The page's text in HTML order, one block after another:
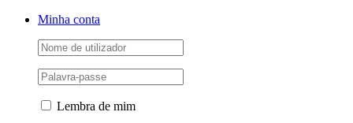
Skip
Facebook
Instagram
YouTubeMinha conta
Lembra de mim